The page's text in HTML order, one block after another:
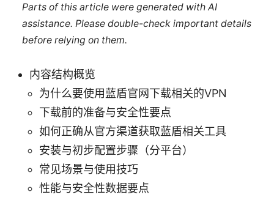
Parts of this article were generated with AI
assistance. Please double-check important details
before relying on them.
内容结构概览
为什么要使用蓝盾官网下载相关的VPN
下载前的准备与安全性要点
如何正确从官方渠道获取蓝盾相关工具
安装与初步配置步骤（分平台）
常见场景与使用技巧
性能与安全性数据要点